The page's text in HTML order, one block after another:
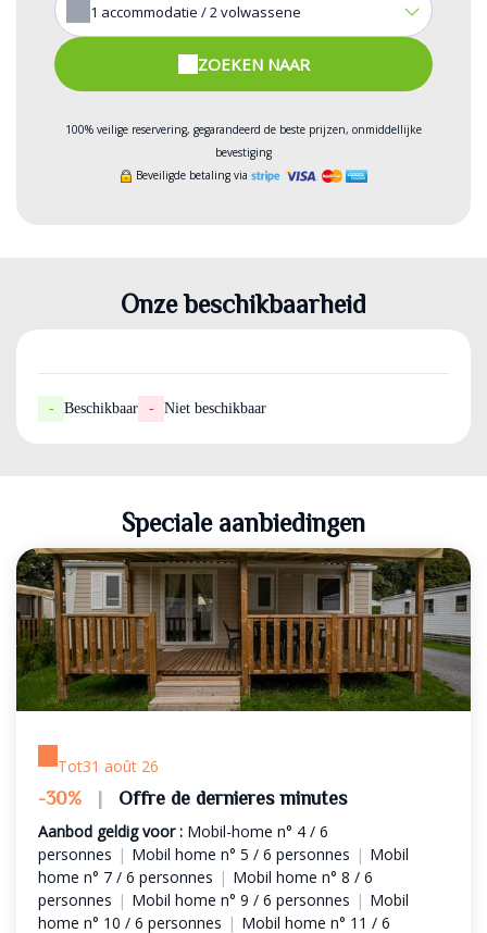
1 accommodatie /2 volwassene
ZOEKEN NAAR
100% veilige reservering, gegarandeerd de beste prijzen, onmiddellijke
bevestiging
Beveiligde betaling via
Onze beschikbaarheid
- Beschikbaar - Niet beschikbaar
Speciale aanbiedingen
Tot31 août 26
-30% Offre de dernieres minutes
Aanbod geldig voor : Mobil-home n° 4 / 6
personnes | Mobil home n° 5 / 6 personnes | Mobil
home n° 7 / 6 personnes | Mobil home n° 8 / 6
personnes | Mobil home n° 9 / 6 personnes | Mobil
home n° 10 / 6 personnes | Mobil home n° 11 / 6